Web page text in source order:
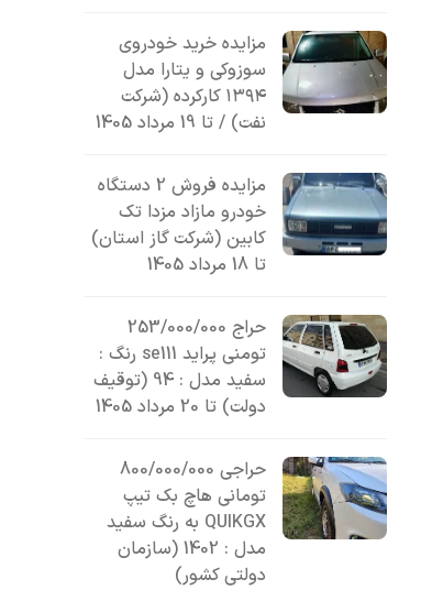
مزایده خرید خودروی
سوزوکی و یتارا مدل
۱۳۹۴ کارکرده (شرکت
نفت) / تا 19 مرداد 1405
مزایده فروش 2 دستگاه
خودرو مازاد مزدا تک
کابین (شرکت گاز استان)
تا 18 مرداد 1405
حراج 253/000/000
تومنی پراید se111 رنگ :
سفید مدل : 94 (توقیف
دولت) تا 20 مرداد 1405
حراجی 800/000/000
تومانی ھاچ بک تیپ
QUIKGX به رنگ سفید
مدل : 1402 (سازمان
دولتی کشور)